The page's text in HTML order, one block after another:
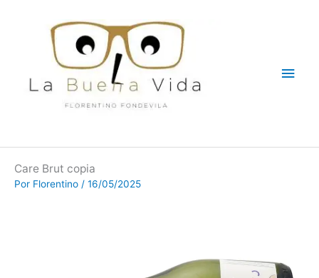
Care Brut copia
Por Florentino / 16/05/2025